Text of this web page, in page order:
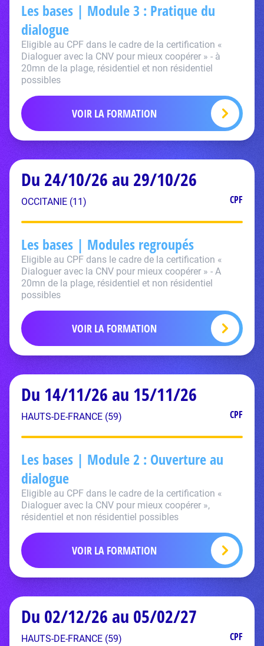
Les bases | Module 3 : Pratique du
dialogue
Eligible au CPF dans le cadre de la certification «
Dialoguer avec la CNV pour mieux coopérer » - à
20mn de la plage, résidentiel et non résidentiel
possibles
VOIR LA FORMATION
Du 24/10/26 au 29/10/26
OCCITANIE (11) CPF
Les bases | Modules regroupés
Eligible au CPF dans le cadre de la certification «
Dialoguer avec la CNV pour mieux coopérer » - A
20mn de la plage, résidentiel et non résidentiel
possibles
VOIR LA FORMATION
Du 14/11/26 au 15/11/26
HAUTS-DE-FRANCE (59) CPF
Les bases | Module 2 : Ouverture au
dialogue
Eligible au CPF dans le cadre de la certification «
Dialoguer avec la CNV pour mieux coopérer »,
résidentiel et non résidentiel possibles
VOIR LA FORMATION
Du 02/12/26 au 05/02/27
HAUTS-DE-FRANCE (59) CPF